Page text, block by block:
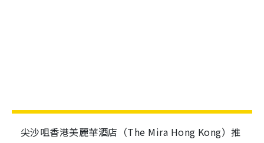
尖沙咀香港美麗華酒店（The Mira Hong Kong）推